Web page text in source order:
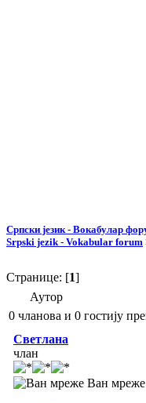
Српски језик - Вокабулар
Srpski jezik - Vokabular forum
Странице: [1]
Аутор
0 чланова и 0 гостију
Светлана
члан
Ван мреже